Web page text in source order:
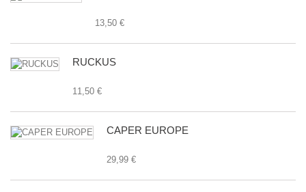
13,50 €
RUCKUS
11,50 €
CAPER EUROPE
29,99 €